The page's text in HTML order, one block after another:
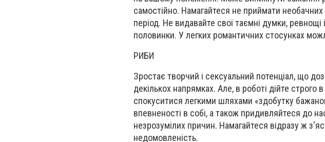
самостійно. Намагайтеся не приймати
період. Не видавайте свої таємні думки, ревнощі
половинки. У легких романтичних стосунках
РИБИ
Зростає творчий і сексуальний потенціал, що
декількох напрямках. Але, в роботі дійте строго
спокуситися легкими шляхами «здобутку
впевненості в собі, а також придивляйтеся до
незрозумілих причин. Намагайтеся відразу ж
недомовленість.